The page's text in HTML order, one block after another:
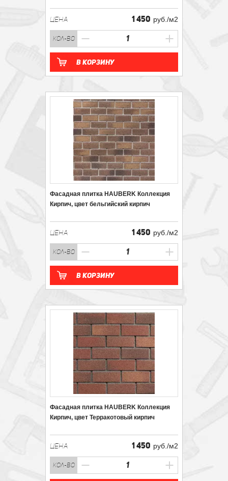
ЦЕНА 1 450 руб./м2
кол-во
В корзину
Фасадная плитка HAUBERK Коллекция
Кирпич, цвет бельгийский кирпич
ЦЕНА 1 450 руб./м2
кол-во
В корзину
Фасадная плитка HAUBERK Коллекция
Кирпич, цвет Терракотовый кирпич
ЦЕНА 1 450 руб./м2
кол-во